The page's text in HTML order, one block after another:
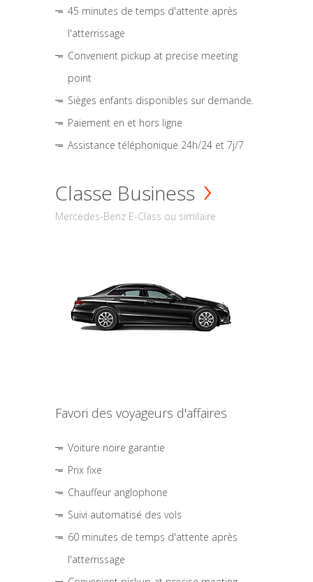
45 minutes de temps d'attente après
l'atterrissage
Convenient pickup at precise meeting
point
Sièges enfants disponibles sur demande.
Paiement en et hors ligne
Assistance téléphonique 24h/24 et 7j/7
Classe Business
Mercedes-Benz E-Class ou similaire
Favori des voyageurs d'affaires
Voiture noire garantie
Prix fixe
Chauffeur anglophone
Suivi automatisé des vols
60 minutes de temps d'attente après
l'atterrissage